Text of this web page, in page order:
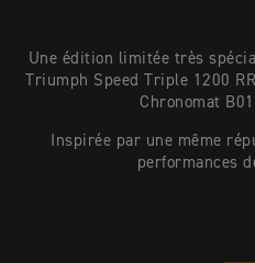
Une édition limitée très
Triumph Speed Triple 1200
Chronomat
Inspirée par une même
performances